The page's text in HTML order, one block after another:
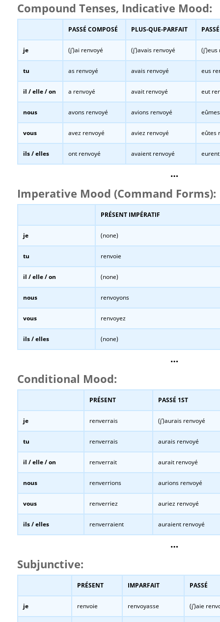
Compound Tenses, Indicative Mood:
PASSÉ COMPOSÉ PLUS-QUE-PARFAIT
je (j’)ai renvoyé (j’)avais renvoyé
tu as renvoyé avais renvoyé eus
il / elle / on a renvoyé avait renvoyé eut
nous avons renvoyé avions renvoyé
vous avez renvoyé aviez renvoyé eûtes
ils / elles ont renvoyé avaient renvoyé
…
Imperative Mood (Command Forms):
PRÉSENT IMPÉRATIF
je (none)
tu renvoie
il / elle / on (none)
nous renvoyons
vous renvoyez
ils / elles (none)
…
Conditional Mood:
PRÉSENT PASSÉ 1ST
je renverrais (j’)aurais renvoyé
tu renverrais aurais renvoyé
il / elle / on renverrait aurait renvoyé
nous renverrions aurions renvoyé
vous renverriez auriez renvoyé
ils / elles renverraient auraient renvoyé
…
Subjunctive:
PRÉSENT IMPARFAIT PASSÉ
je renvoie renvoyasse (j’)aie